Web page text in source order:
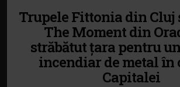
Trupele Fittonia din Cluj
The Moment din
străbătut țara pentru
incendiar de metal în
Capitalei